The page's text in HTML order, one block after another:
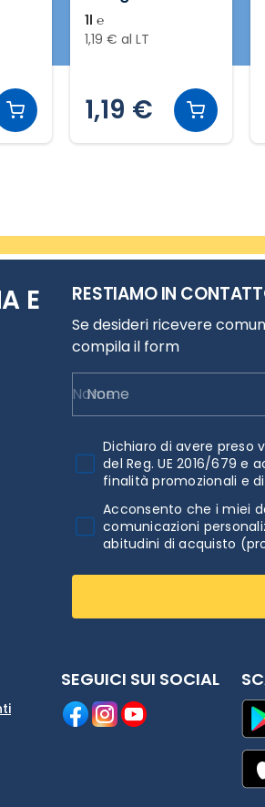
vitamina BCE
1,5l ℮
0,77 € al LT
1,15 €
E
RESTIAMO IN
Se desideri ricevere
compila il form
Nome
Dichiaro di avere preso
del Reg. UE 2016/679
finalità promozionali e
Acconsento che i miei
comunicazioni
abitudini di acquisto
SEGUICI SUI SOCIAL